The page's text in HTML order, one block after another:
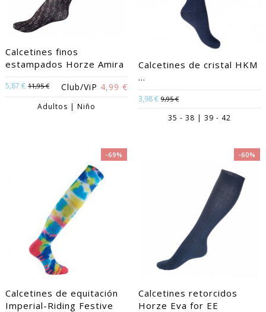
Calcetines finos
estampados Horze Amira
5,87 € 11,95 € Club/ViP 4,99 €
Adultos | Niño
Calcetines de cristal HKM
...
3,98 € 9,95 €
35 - 38 | 39 - 42
-69%
Calcetines de equitación
Imperial-Riding Festive
-60%
Calcetines retorcidos
Horze Eva for EE